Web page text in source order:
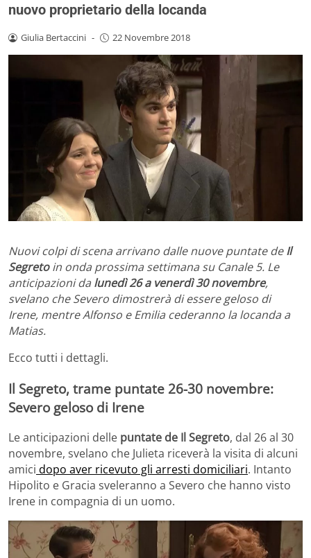
nuovo proprietario della locanda
Giulia Bertaccini - 22 Novembre 2018
Nuovi colpi di scena arrivano dalle nuove puntate deIl
Segretoin onda prossima settimana su Canale 5. Le
anticipazioni da lunedì 26 a venerdì 30 novembre,
svelano che Severo dimostrerà di essere geloso di
Irene, mentre Alfonso e Emilia cederanno la locanda a
Matias.
Ecco tutti i dettagli.
Il Segreto, trame puntate 26-30 novembre:
Severo geloso di Irene
Le anticipazioni delle puntate de Il Segreto, dal 26 al 30
novembre, svelano che Julieta riceverà la visita di alcuni
amici dopo aver ricevuto gli arresti domiciliari. Intanto
Hipolito e Gracia sveleranno a Severo che hanno visto
Irene in compagnia di un uomo.